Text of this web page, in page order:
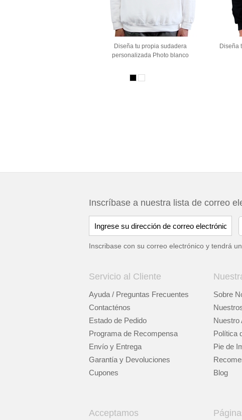
Diseña tu propia sudadera
personalizada Photo blanco
Diseña
Inscríbase a nuestra lista de correo
Inscribase con su correo electrónico y tendrá
Servicio al Cliente
Ayuda / Preguntas Frecuentes
Contacténos
Estado de Pedido
Programa de Recompensa
Envío y Entrega
Garantía y Devoluciones
Cupones
Sobre
Nuestro
Política
Pie de
Blog
Acceptamos